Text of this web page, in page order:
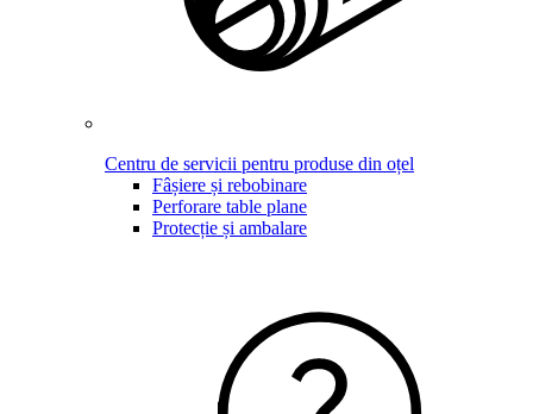
Centru de servicii pentru produse din oțel
Fâșiere și rebobinare
Perforare table plane
Protecție și ambalare